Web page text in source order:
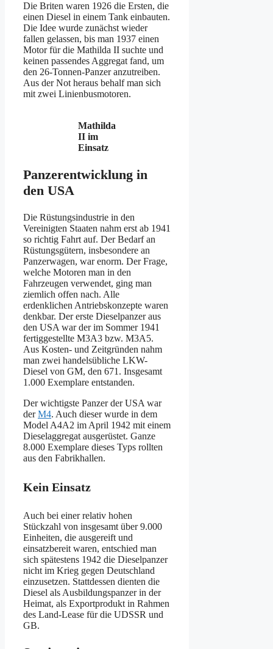
Die Briten waren 1926 die Ersten, die
einen Diesel in einem Tank einbauten.
Die Idee wurde zunächst wieder
fallen gelassen, bis man 1937 einen
Motor für die Mathilda II suchte und
keinen passendes Aggregat fand, um
den 26-Tonnen-Panzer anzutreiben.
Aus der Not heraus behalf man sich
mit zwei Linienbusmotoren.
Mathilda
II im
Einsatz
Panzerentwicklung in
den USA
Die Rüstungsindustrie in den
Vereinigten Staaten nahm erst ab 1941
so richtig Fahrt auf. Der Bedarf an
Rüstungsgütern, insbesondere an
Panzerwagen, war enorm. Der Frage,
welche Motoren man in den
Fahrzeugen verwendet, ging man
ziemlich offen nach. Alle
erdenklichen Antriebskonzepte waren
denkbar. Der erste Dieselpanzer aus
den USA war der im Sommer 1941
fertiggestellte M3A3 bzw. M3A5.
Aus Kosten- und Zeitgründen nahm
man zwei handelsübliche LKW-
Diesel von GM, den 671. Insgesamt
1.000 Exemplare entstanden.
Der wichtigste Panzer der USA war
derM4. Auch dieser wurde in dem
Model A4A2 im April 1942 mit einem
Dieselaggregat ausgerüstet. Ganze
8.000 Exemplare dieses Typs rollten
aus den Fabrikhallen.
Kein Einsatz
Auch bei einer relativ hohen
Stückzahl von insgesamt über 9.000
Einheiten, die ausgereift und
einsatzbereit waren, entschied man
sich spätestens 1942 die Dieselpanzer
nicht im Krieg gegen Deutschland
einzusetzen. Stattdessen dienten die
Diesel als Ausbildungspanzer in der
Heimat, als Exportprodukt in Rahmen
des Land-Lease für die UDSSR und
GB.